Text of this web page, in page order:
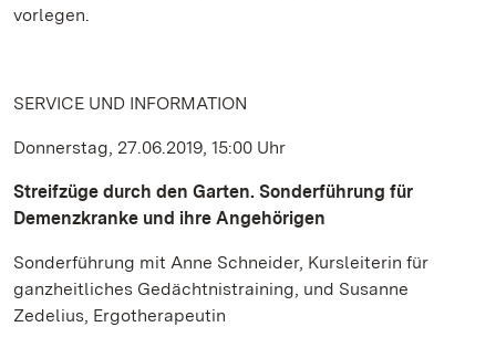
vorlegen.
SERVICE UND INFORMATION
Donnerstag, 27.06.2019, 15:00 Uhr
Streifzüge durch den Garten. Sonderführung für
Demenzkranke und ihre Angehörigen
Sonderführung mit Anne Schneider, Kursleiterin für
ganzheitliches Gedächtnistraining, und Susanne
Zedelius, Ergotherapeutin